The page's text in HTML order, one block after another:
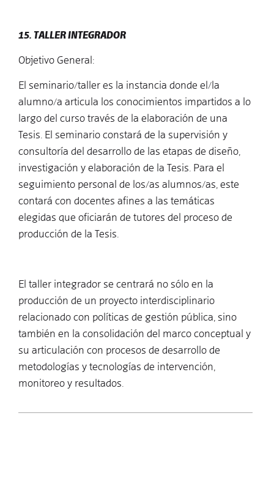
15. TALLER INTEGRADOR
Objetivo General:
El seminario/taller es la instancia donde el/la
alumno/a articula los conocimientos impartidos a lo
largo del curso través de la elaboración de una
Tesis. El seminario constará de la supervisión y
consultoría del desarrollo de las etapas de diseño,
investigación y elaboración de la Tesis. Para el
seguimiento personal de los/as alumnos/as, este
contará con docentes afines a las temáticas
elegidas que oficiarán de tutores del proceso de
producción de la Tesis.
El taller integrador se centrará no sólo en la
producción de un proyecto interdisciplinario
relacionado con políticas de gestión pública, sino
también en la consolidación del marco conceptual y
su articulación con procesos de desarrollo de
metodologías y tecnologías de intervención,
monitoreo y resultados.